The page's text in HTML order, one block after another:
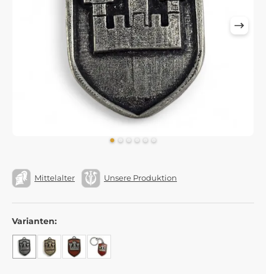
Mittelalter Unsere Produktion
Varianten: